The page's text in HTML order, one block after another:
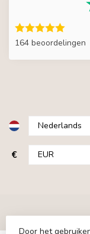
164 beoordelingen
€
Door het